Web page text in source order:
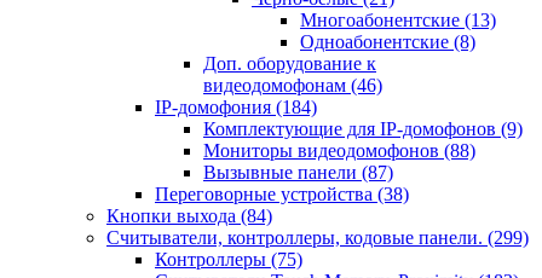
Многоабонентские (13)
Одноабонентские (8)
Доп. оборудование к
видеодомофонам (46)
IP-домофония (184)
Комплектующие для IP-домофонов (9)
Мониторы видеодомофонов (88)
Вызывные панели (87)
Переговорные устройства (38)
Кнопки выхода (84)
Считыватели, контроллеры, кодовые панели. (299)
Контроллеры (75)